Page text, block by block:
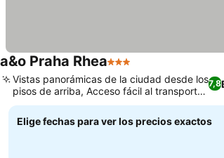
a&o Praha Rhea3 Estrellas
7,8
Vistas panorámicas de la ciudad desde los
pisos de arriba, Acceso fácil al transporte
público
Elige fechas para ver los precios exactos